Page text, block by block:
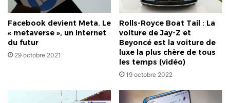
Facebook devient Meta. Le
« metaverse », un internet
du futur
29 octobre 2021
Rolls-Royce Boat Tail : La
voiture de Jay-Z et
Beyoncé est la voiture de
luxe la plus chère de tous
les temps (vidéo)
19 octobre 2022